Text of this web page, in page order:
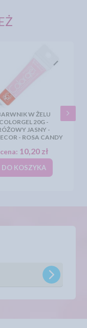
W ŻELU
COLORGEL 20G -
JASNY -
- ROSA CANDY
cena: 10,20 zł
DO KOSZYKA